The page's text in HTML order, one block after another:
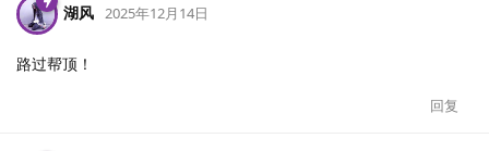
湖风 2025年12月14日
路过帮顶！
回复